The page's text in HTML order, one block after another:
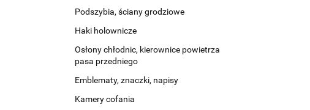
Podszybia, ściany grodziowe
Haki holownicze
Osłony chłodnic, kierownice powietrza
pasa przedniego
Emblematy, znaczki, napisy
Kamery cofania